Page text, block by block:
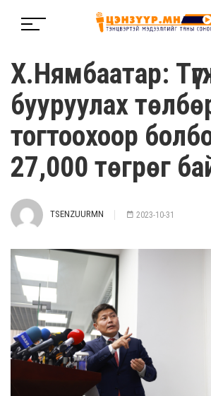
Х.Нямбаатар:
бууруулах
тогтоохоор
27,000 төгрөг
TSENZUURMN 2023-10-31